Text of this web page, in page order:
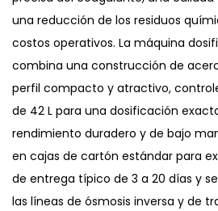
una reducción de los residuos
costos operativos. La máquina
combina una construcción de acero
perfil compacto y atractivo,
de 42 L para una dosificación
rendimiento duradero y de bajo
en cajas de cartón estándar para
de entrega típico de 3 a 20 días y
las líneas de ósmosis inversa y de